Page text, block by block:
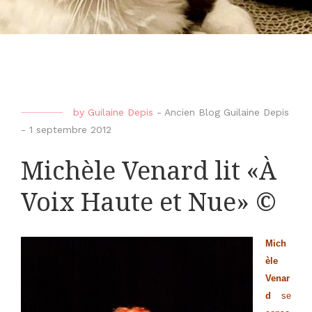
by Guilaine Depis - Ancien Blog Guilaine Depis
- 1 septembre 2012
Michèle Venard lit «À
Voix Haute et Nue» ©
Mich
èle
Venar
d
se